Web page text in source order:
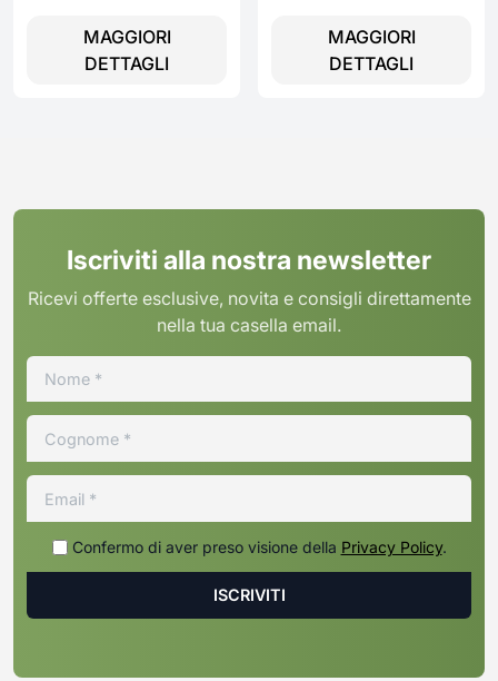
MAGGIORI
DETTAGLI
MAGGIORI
DETTAGLI
Iscriviti alla nostra newsletter
Ricevi offerte esclusive, novita e consigli direttamente
nella tua casella email.
Confermo di aver preso visione della Privacy Policy.